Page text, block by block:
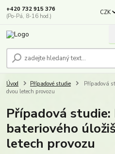
CZK
+420 732 915 376
(Po-Pá, 8-16 hod.)
Úvod Případové studie
Případová
dvou letech provozu
Případová studie:
bateriového
letech provozu